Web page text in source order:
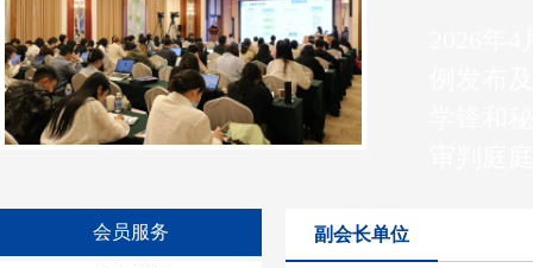
会员服务 副会长单位